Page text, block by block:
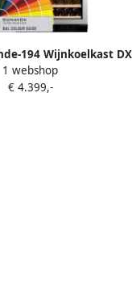
194 Wijnkoelkast
2 Zones RAL Kleur
1 webshop
€ 4.399,-